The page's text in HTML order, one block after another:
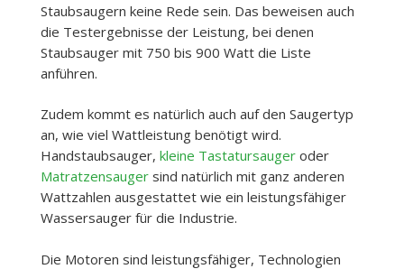
Staubsaugern keine Rede sein. Das beweisen auch
die Testergebnisse der Leistung, bei denen
Staubsauger mit 750 bis 900 Watt die Liste
anführen.
Zudem kommt es natürlich auch auf den Saugertyp
an, wie viel Wattleistung benötigt wird.
Handstaubsauger, kleine Tastatursauger oder
Matratzensauger sind natürlich mit ganz anderen
Wattzahlen ausgestattet wie ein leistungsfähiger
Wassersauger für die Industrie.
Die Motoren sind leistungsfähiger, Technologien